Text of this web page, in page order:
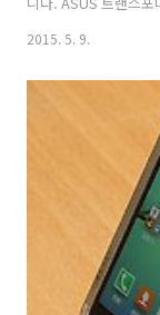
격을 한등급 더 올려
프로세서를 사용해서
모델로 나왔습니다.
픽성능을 올리고 전
물론 6세대 프로세
2015. 5. 9.